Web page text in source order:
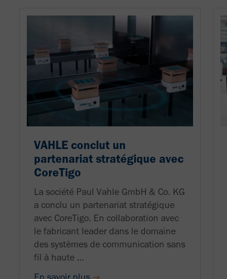
VAHLE conclut un
partenariat stratégique avec
CoreTigo
La société Paul Vahle GmbH & Co. KG
a conclu un partenariat stratégique
avec CoreTigo. En collaboration avec
le fabricant leader dans le domaine
des systèmes de communication sans
fil à haute ...